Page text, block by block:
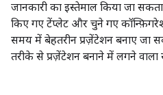
जानकारी का इस्तेमाल किया जा
किए गए टेंप्लेट और चुने गए
समय में बेहतरीन प्रज़ेंटेशन बनाए जा
तरीके से प्रज़ेंटेशन बनाने में लगने